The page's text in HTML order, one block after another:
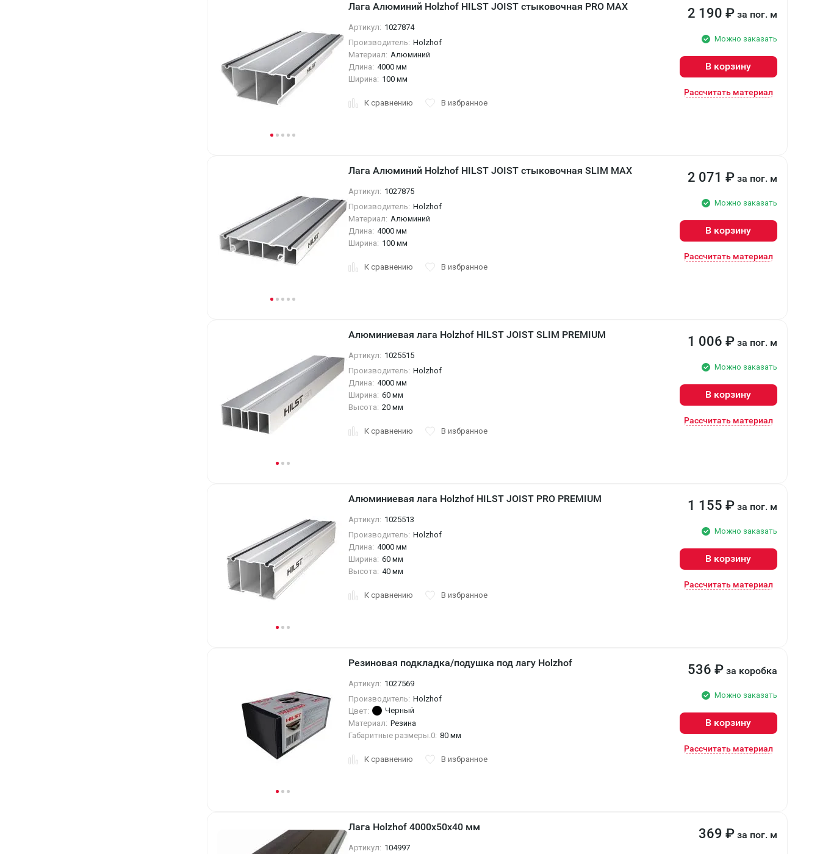
Лага Алюминий Holzhof HILST JOIST стыковочная PRO MAX
Артикул: 1027874
Производитель: Holzhof
Материал: Алюминий
Длина: 4000 мм
Ширина: 100 мм
К сравнению В избранное
2 190 ₽ за пог. м
Можно заказать
В корзину
Рассчитать материал
Лага Алюминий Holzhof HILST JOIST стыковочная SLIM MAX
Артикул: 1027875
Производитель: Holzhof
Материал: Алюминий
Длина: 4000 мм
Ширина: 100 мм
К сравнению В избранное
2 071 ₽ за пог. м
Можно заказать
В корзину
Рассчитать материал
Алюминиевая лага Holzhof HILST JOIST SLIM PREMIUM
Артикул: 1025515
Производитель: Holzhof
Длина: 4000 мм
Ширина: 60 мм
Высота: 20 мм
К сравнению В избранное
1 006 ₽ за пог. м
Можно заказать
В корзину
Рассчитать материал
Алюминиевая лага Holzhof HILST JOIST PRO PREMIUM
Артикул: 1025513
Производитель: Holzhof
Длина: 4000 мм
Ширина: 60 мм
Высота: 40 мм
К сравнению В избранное
1 155 ₽ за пог. м
Можно заказать
В корзину
Рассчитать материал
Резиновая подкладка/подушка под лагу Holzhof
Артикул: 1027569
Производитель: Holzhof
Цвет:
Черный
Материал: Резина
Габаритные размеры.0: 80 мм
К сравнению В избранное
536 ₽ за коробка
Можно заказать
В корзину
Рассчитать материал
Лага Holzhof 4000x50x40 мм
Артикул: 104997
369 ₽ за пог. м